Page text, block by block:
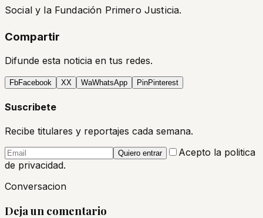
Social y la Fundación Primero Justicia.
Compartir
Difunde esta noticia en tus redes.
FbFacebook XX WaWhatsApp PinPinterest
Suscribete
Recibe titulares y reportajes cada semana.
Quiero entrar
Acepto la politica
de privacidad.
Conversacion
Deja un comentario